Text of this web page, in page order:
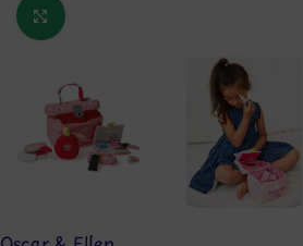
Κάντε κλικ για μεγέθυνση